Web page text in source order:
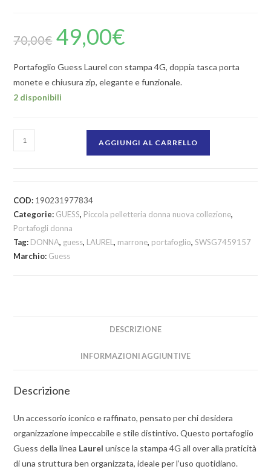
70,00€ 49,00€
Portafoglio Guess Laurel con stampa 4G, doppia tasca porta
monete e chiusura zip, elegante e funzionale.
2 disponibili
AGGIUNGI AL CARRELLO
COD: 190231977834
Categorie: GUESS, Piccola pelletteria donna nuova collezione,
Portafogli donna
Tag: DONNA, guess, LAUREL, marrone, portafoglio,SWSG7459157
Marchio: Guess
DESCRIZIONE
INFORMAZIONI AGGIUNTIVE
Descrizione
Un accessorio iconico e raffinato, pensato per chi desidera
organizzazione impeccabile e stile distintivo. Questo portafoglio
Guess della linea Laurel unisce la stampa 4G all over alla praticità
di una struttura ben organizzata, ideale per l’uso quotidiano.